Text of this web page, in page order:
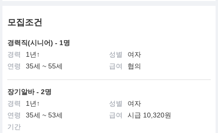
모집조건
경력직(시니어) - 1명
경력
1년↑ 성별
여자
연령
35세 ~ 55세 급여 협의
장기알바 - 2명
경력
1년↑ 성별
여자
연령
35세 ~ 53세 급여
시급 10,320원
기간